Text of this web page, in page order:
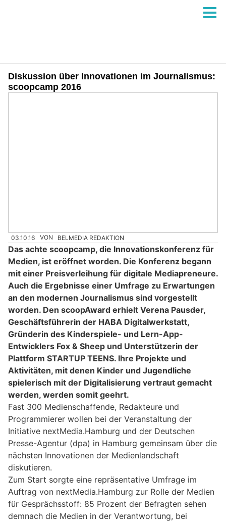
Diskussion über Innovationen im Journalismus:
scoopcamp 2016
03.10.16 VON BELMEDIA REDAKTION
Das achte scoopcamp, die Innovationskonferenz für
Medien, ist eröffnet worden. Die Konferenz begann
mit einer Preisverleihung für digitale Mediapreneure.
Auch die Ergebnisse einer Umfrage zu Erwartungen
an den modernen Journalismus sind vorgestellt
worden. Den scoopAward erhielt Verena Pausder,
Geschäftsführerin der HABA Digitalwerkstatt,
Gründerin des Kinderspiele- und Lern-App-
Entwicklers Fox & Sheep und Unterstützerin der
Plattform STARTUP TEENS. Ihre Projekte und
Aktivitäten, mit denen Kinder und Jugendliche
spielerisch mit der Digitalisierung vertraut gemacht
werden, werden somit geehrt.
Fast 300 Medienschaffende, Redakteure und
Programmierer wollen bei der Veranstaltung der
Initiative nextMedia.Hamburg und der Deutschen
Presse-Agentur (dpa) in Hamburg gemeinsam über die
nächsten Innovationen der Medienlandschaft
diskutieren.
Zum Start sorgte eine repräsentative Umfrage im
Auftrag von nextMedia.Hamburg zur Rolle der Medien
für Gesprächsstoff: 85 Prozent der Befragten sehen
demnach die Medien in der Verantwortung, bei